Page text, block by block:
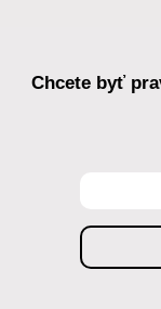
Chcete byť